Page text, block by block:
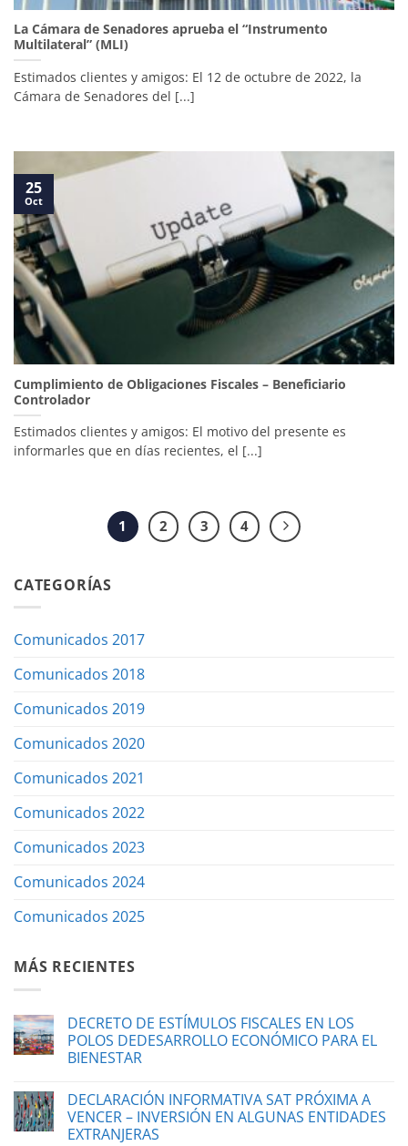
CATEGORÍAS
Comunicados 2017
Comunicados 2018
Comunicados 2019
Comunicados 2020
Comunicados 2021
Comunicados 2022
Comunicados 2023
Comunicados 2024
Comunicados 2025
MÁS RECIENTES
DECRETO DE ESTÍMULOS FISCALES EN LOS
POLOS DEDESARROLLO ECONÓMICO PARA EL
BIENESTAR
DECLARACIÓN INFORMATIVA SAT PRÓXIMA A
VENCER – INVERSIÓN EN ALGUNAS ENTIDADES
EXTRANJERAS
La Cámara de Senadores aprueba el “Instrumento
Multilateral” (MLI)
Estimados clientes y amigos: El 12 de octubre de 2022, la
Cámara de Senadores del [...]
Cumplimiento de Obligaciones Fiscales – Beneficiario
Controlador
Estimados clientes y amigos: El motivo del presente es
informarles que en días recientes, el [...]
25
Oct
1 2 3 4